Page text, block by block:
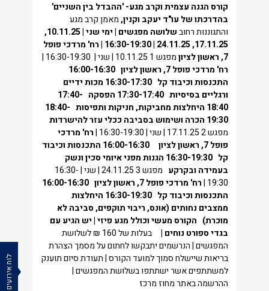
קורס הגנה עצמית וקרב מגע-'ההבדל בין השניים'
בהדרכתו של עו"ד יעקב וקנין,מאמן קרב מגע
והתגוננות רחוב
שלושה מפגשים | ימי שני | 10.11.25,
17.11.25, 24.11.25 | 16:30-19:30 |
רח' מרדכי פופל
7, ראשון לציון
מפגש 1 10.11.25 | שני | 16:30-19:30 |
רח' מרדכי פופל 7, ראשון לציון
16:00-16:30
התכנסות וכיבוד קל 16:30-17:30 מכות ידיים
ורגליים בסיסיות 17:30-17:40 הפסקה 17:40-
18:40 היחלצות מחביקות, חניקות ותפיסות 18:40-
19:30 הכרה ושימוש בסביבה ככלי עזר להישרדות
מפגש 2 17.11.25 | שני | 16:30-19:30 |
רח' מרדכי
פופל 7, ראשון לציון
16:00-16:30 התכנסות וכיבוד
קל 16:30-19:30 הגנות מפני איומי סכין ונשק
בעמידה ובקרקע
מפגש 3 24.11.25 | שני | 16:30-
19:30 | רח' מרדכי פופל 7, ראשון לציון
16:00-16:30
התכנסות וכיבוד קל 16:30-19:30 היחלצות
ממצבים נחותים (אונס, ריבוי תוקפים, סביבה לא
מוכרת) הקורס מעשי וכולל מגע פיזי | יש הגיע עם
בגדי ספורט נוחים |
בעלות של 160 ₪ לשלושת
המפגשים | הנרשמים יתבקשו לחתום על מסמך הצהרת
בריאות שיישלח סמוך למועד הקורס | תעודת סיום תוענק
למשתתפים אשר ישתתפו בשלושת המפגשים |
ההרשמה באתר מחוז מרכז
לוח אירועים